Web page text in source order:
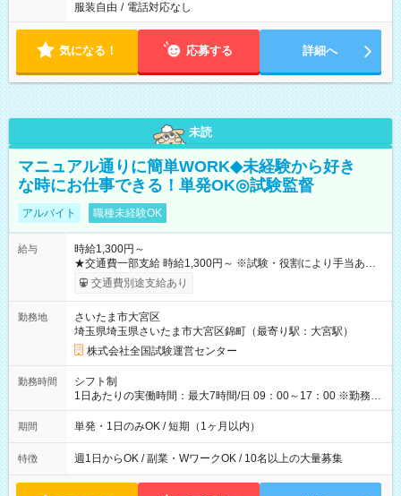
服装自由 / 電話対応なし
気になる！ 応募する 詳細へ
未読
マニュアル通りに簡単WORK◆未経験から好き
な時にお仕事できる！単発OK◎試験監督
アルバイト 職種未経験OK
給与
時給1,300円～
★交通費一部支給 時給1,300円～ ※試験・役割により手当あり
※勤務回数により昇給あり 【即給（前払い）オプションあ
り！】 希望される場合、勤務から1週間ほどで給与の一部を受け
例】 ・河合塾模擬試験 8:30～17:30（休憩1時間） 時給1,300円
×8時間＝日収10,400円＋交通費 ※当日の役割により時給＋100
円の場合あり ・国家試験 7:00～13:30（休憩なし） 時給1,300
円（役割手当＋100円）×6時間＝日収8,400円＋交通費 【試用期
間】試用期間なし
交通費別途支給あり
勤務地
さいたま市大宮区
埼玉県埼玉県さいたま市大宮区錦町（最寄り駅：大宮駅）
株式会社全国試験運営センター
勤務時間
シフト制
1日あたりの実働時間：最大7時間/日 09：00～17：00 ※勤務時
間は 試験により異なります。
期間 単発・1日のみOK / 短期（1ヶ月以内）
特徴 週1日からOK / 副業・WワークOK / 10名以上の大量募集